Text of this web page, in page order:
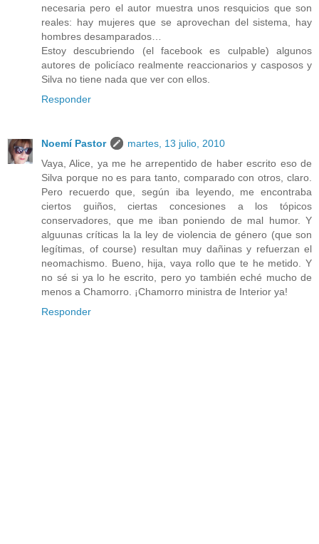
necesaria pero el autor muestra unos resquicios que son
reales: hay mujeres que se aprovechan del sistema, hay
hombres desamparados…
Estoy descubriendo (el facebook es culpable) algunos
autores de policíaco realmente reaccionarios y casposos y
Silva no tiene nada que ver con ellos.
Responder
Noemí Pastor
martes, 13 julio, 2010
Vaya, Alice, ya me he arrepentido de haber escrito eso de
Silva porque no es para tanto, comparado con otros, claro.
Pero recuerdo que, según iba leyendo, me encontraba
ciertos guiños, ciertas concesiones a los tópicos
conservadores, que me iban poniendo de mal humor. Y
alguunas críticas la la ley de violencia de género (que son
legítimas, of course) resultan muy dañinas y refuerzan el
neomachismo. Bueno, hija, vaya rollo que te he metido. Y
no sé si ya lo he escrito, pero yo también eché mucho de
menos a Chamorro. ¡Chamorro ministra de Interior ya!
Responder